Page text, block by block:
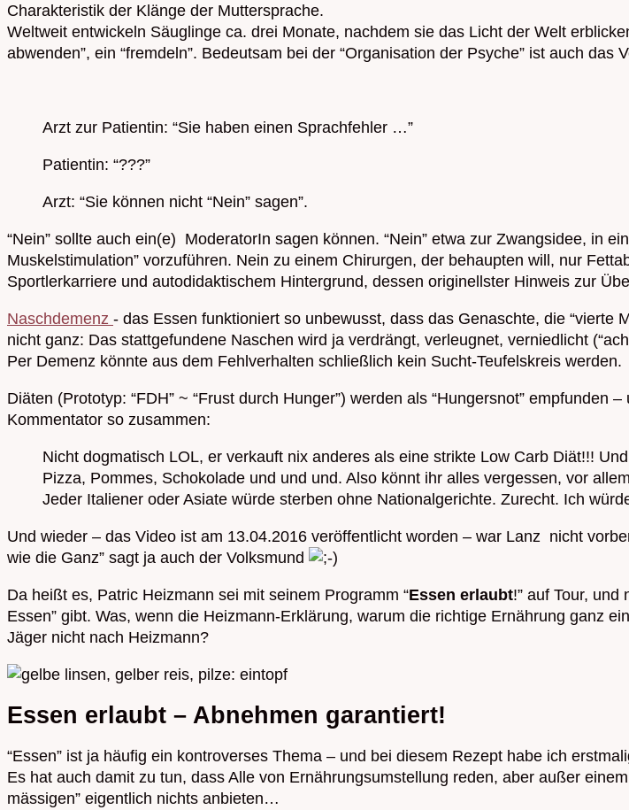
Charakteristik der Klänge der Muttersprache.
Weltweit entwickeln Säuglinge ca. drei Monate, nachdem sie das Licht der Welt
abwenden”, ein “fremdeln”. Bedeutsam bei der “Organisation der Psyche” ist auch das
Arzt zur Patientin: “Sie haben einen Sprachfehler …”
Patientin: “???”
Arzt: “Sie können nicht “Nein” sagen”.
“Nein” sollte auch ein(e) ModeratorIn sagen können. “Nein” etwa zur Zwangsidee, in
Muskelstimulation” vorzuführen. Nein zu einem Chirurgen, der behaupten will, nur
Sportlerkarriere und autodidaktischem Hintergrund, dessen originellster Hinweis zur
Naschdemenz - das Essen funktioniert so unbewusst, dass das Genaschte, die
nicht ganz: Das stattgefundene Naschen wird ja verdrängt, verleugnet, verniedlicht
Per Demenz könnte aus dem Fehlverhalten schließlich kein Sucht-Teufelskreis werden.
Diäten (Prototyp: “FDH” ~ “Frust durch Hunger”) werden als “Hungersnot”
Kommentator so zusammen:
Nicht dogmatisch LOL, er verkauft nix anderes als eine strikte Low Carb Diät!!!
Pizza, Pommes, Schokolade und und und. Also könnt ihr alles vergessen, vor
Jeder Italiener oder Asiate würde sterben ohne Nationalgerichte. Zurecht. Ich
Und wieder – das Video ist am 13.04.2016 veröffentlicht worden – war Lanz nicht
wie die Ganz” sagt ja auch der Volksmund
Da heißt es, Patric Heizmann sei mit seinem Programm “Essen erlaubt!” auf Tour,
Essen” gibt. Was, wenn die Heizmann-Erklärung, warum die richtige Ernährung ganz
Jäger nicht nach Heizmann?
Essen erlaubt – Abnehmen garantiert!
“Essen” ist ja häufig ein kontroverses Thema – und bei diesem Rezept habe ich
Es hat auch damit zu tun, dass Alle von Ernährungsumstellung reden, aber außer
mässigen” eigentlich nichts anbieten…